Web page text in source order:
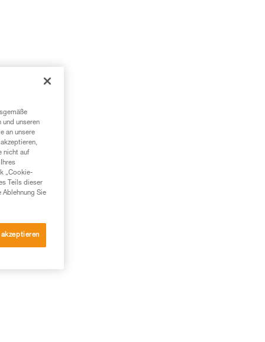
und unseren
an unsere
nicht auf
„Cookie-
Teils dieser
Ablehnung Sie